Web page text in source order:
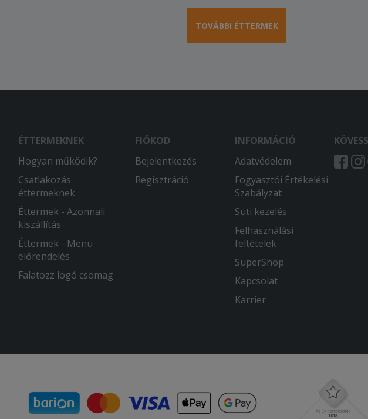
TOVÁBBI ÉTTERMEK
ÉTTERMEKNEK
Hogyan működik?
Csatlakozás
éttermeknek
Éttermek - Azonnali
kiszállítás
Éttermek - Menü
előrendelés
Falatozz logó csomag
FIÓKOD
Bejelentkezés
Regisztráció
INFORMÁCIÓ
Adatvédelem
Fogyasztói Értékelési
Szabályzat
Süti kezelés
Felhasználási
feltételek
SuperShop
Kapcsolat
Karrier